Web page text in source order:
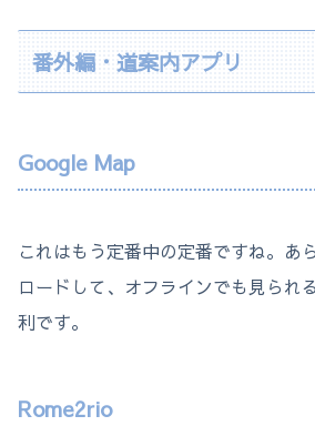
番外編・道案内アプリ
Google Map
これはもう定番中の定番ですね。あ
ロードして、オフラインでも見られ
利です。
Rome2rio